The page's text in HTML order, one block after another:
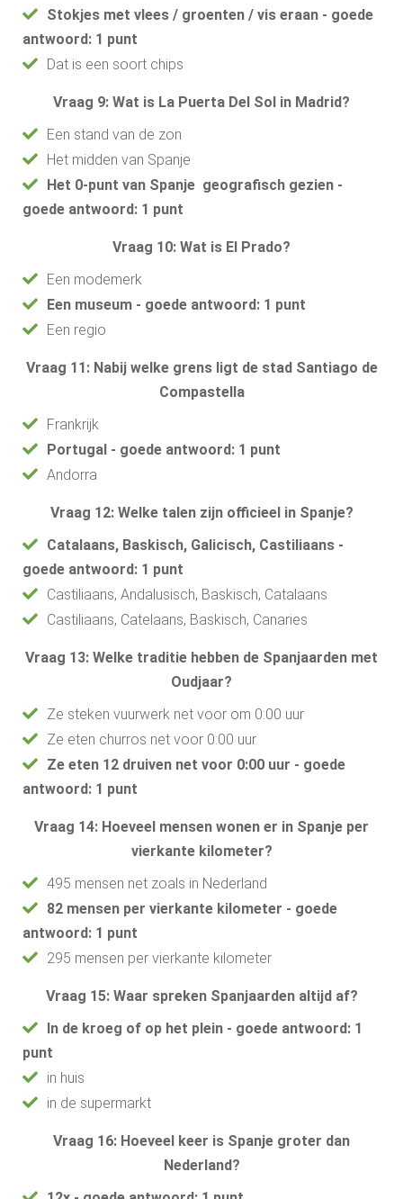
Stokjes met vlees / groenten / vis eraan - goede
antwoord: 1 punt
Dat is een soort chips
Vraag 9: Wat is La Puerta Del Sol in Madrid?
Een stand van de zon
Het midden van Spanje
Het 0-punt van Spanje geografisch gezien -
goede antwoord: 1 punt
Vraag 10: Wat is El Prado?
Een modemerk
Een museum - goede antwoord: 1 punt
Een regio
Vraag 11: Nabij welke grens ligt de stad Santiago de
Compastella
Frankrijk
Portugal - goede antwoord: 1 punt
Andorra
Vraag 12: Welke talen zijn officieel in Spanje?
Catalaans, Baskisch, Galicisch, Castiliaans -
goede antwoord: 1 punt
Castiliaans, Andalusisch, Baskisch, Catalaans
Castiliaans, Catelaans, Baskisch, Canaries
Vraag 13: Welke traditie hebben de Spanjaarden met
Oudjaar?
Ze steken vuurwerk net voor om 0:00 uur
Ze eten churros net voor 0:00 uur
Ze eten 12 druiven net voor 0:00 uur - goede
antwoord: 1 punt
Vraag 14: Hoeveel mensen wonen er in Spanje per
vierkante kilometer?
495 mensen net zoals in Nederland
82 mensen per vierkante kilometer - goede
antwoord: 1 punt
295 mensen per vierkante kilometer
Vraag 15: Waar spreken Spanjaarden altijd af?
In de kroeg of op het plein - goede antwoord: 1
punt
in huis
in de supermarkt
Vraag 16: Hoeveel keer is Spanje groter dan
Nederland?